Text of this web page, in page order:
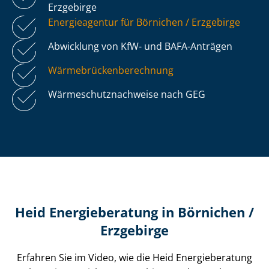
Erzgebirge
Energieagentur für Börnichen / Erzgebirge
Abwicklung von KfW- und BAFA-Anträgen
Wär­me­brü­cken­be­rech­nung
Wär­me­schutz­nach­wei­se nach GEG
Heid Energieberatung in Börnichen /
Erzgebirge
Erfahren Sie im Video, wie die Heid Energieberatung